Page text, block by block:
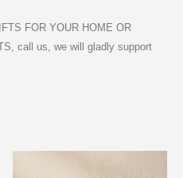
FOR YOUR HOME OR
call us, we will gladly support